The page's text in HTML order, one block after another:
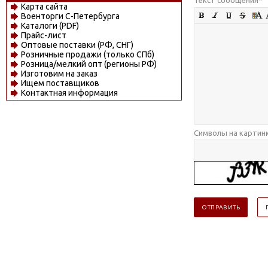
Карта сайта
Военторги С-Петербурга
Каталоги (PDF)
Прайс-лист
Оптовые поставки (РФ, СНГ)
Розничные продажи (только СПб)
Розница/мелкий опт (регионы РФ)
Изготовим на заказ
Ищем поставщиков
Контактная информация
Символы на